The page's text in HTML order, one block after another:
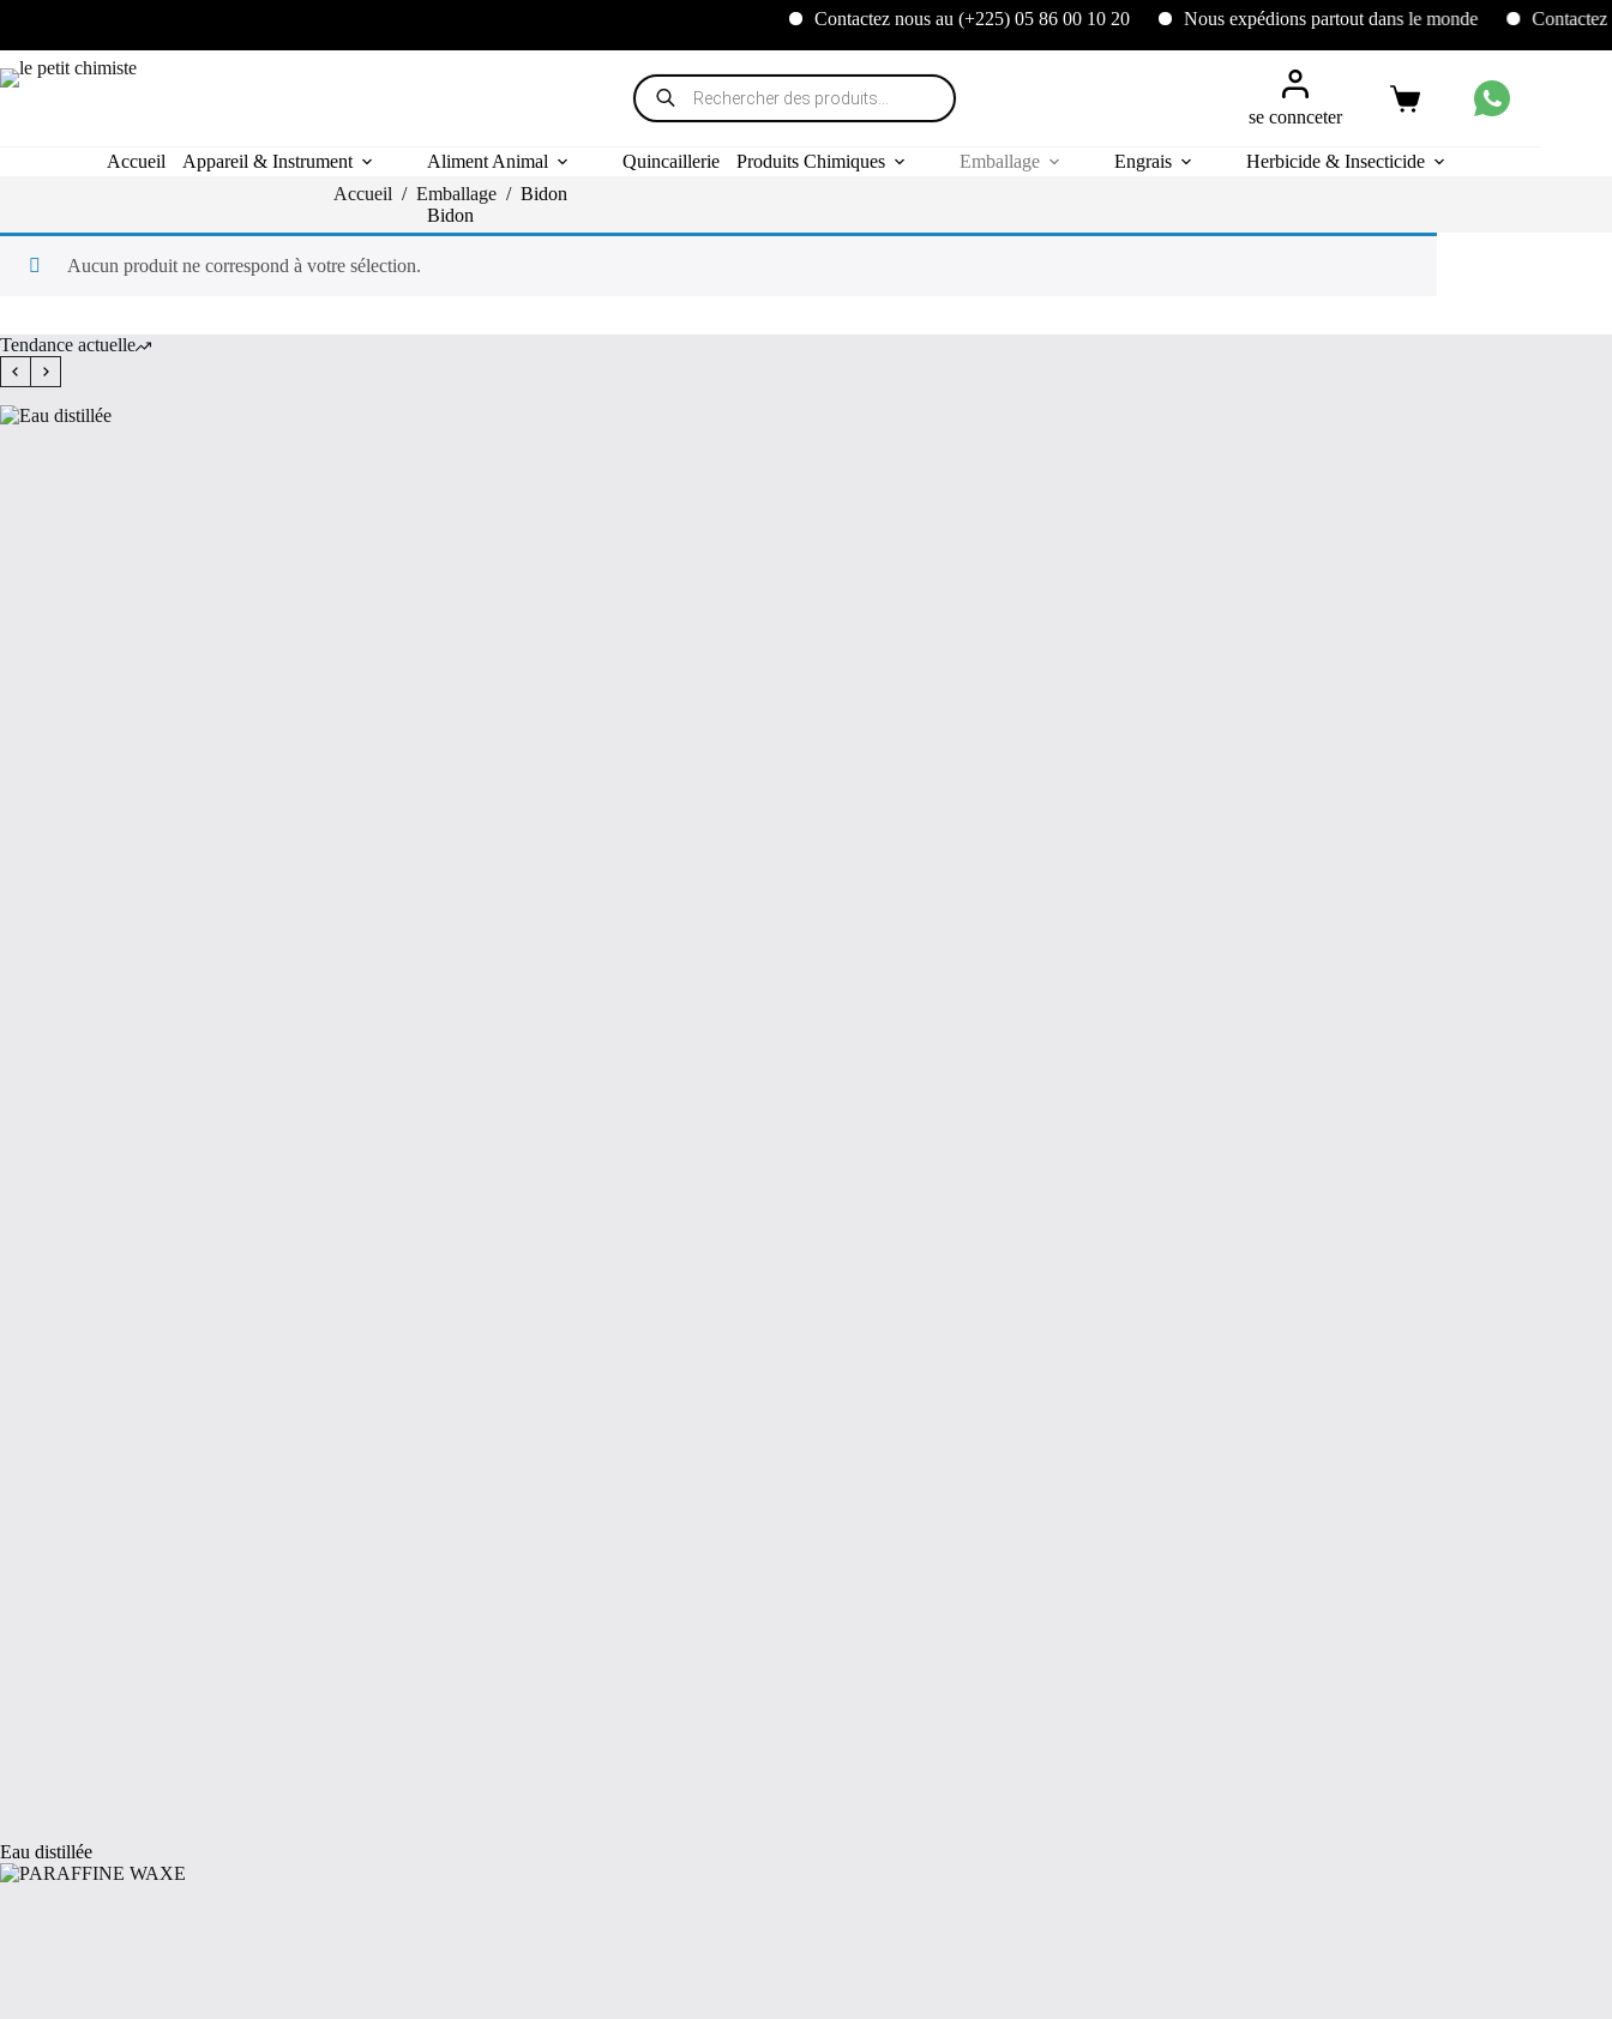
Contactez nous au (+225) 05 86 00 10 20 Nous expédions partout dans le monde
Contactez nous
Passer
au
Recherche
de
produits
se connceter
Panier
Accueil
Appareil & Instrument Aliment Animal Quincaillerie Produits Chimiques Emballage Engrais
Herbicide & Insecticide
Accueil / Emballage / Bidon
Bidon
Aucun produit ne correspond à votre sélection.
Tendance actuelle
Eau distillée